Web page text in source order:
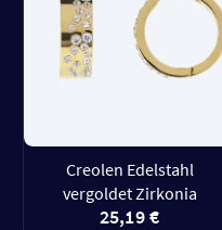
Creolen Edelstahl
vergoldet Zirkonia
25,19 €